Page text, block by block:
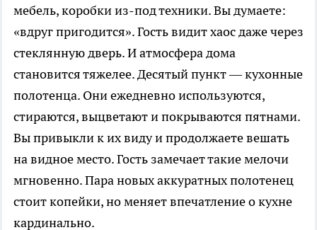
мебель, коробки из-под техники. Вы думаете:
«вдруг пригодится». Гость видит хаос даже через
стеклянную дверь. И атмосфера дома
становится тяжелее. Десятый пункт — кухонные
полотенца. Они ежедневно используются,
стираются, выцветают и покрываются пятнами.
Вы привыкли к их виду и продолжаете вешать
на видное место. Гость замечает такие мелочи
мгновенно. Пара новых аккуратных полотенец
стоит копейки, но меняет впечатление о кухне
кардинально.